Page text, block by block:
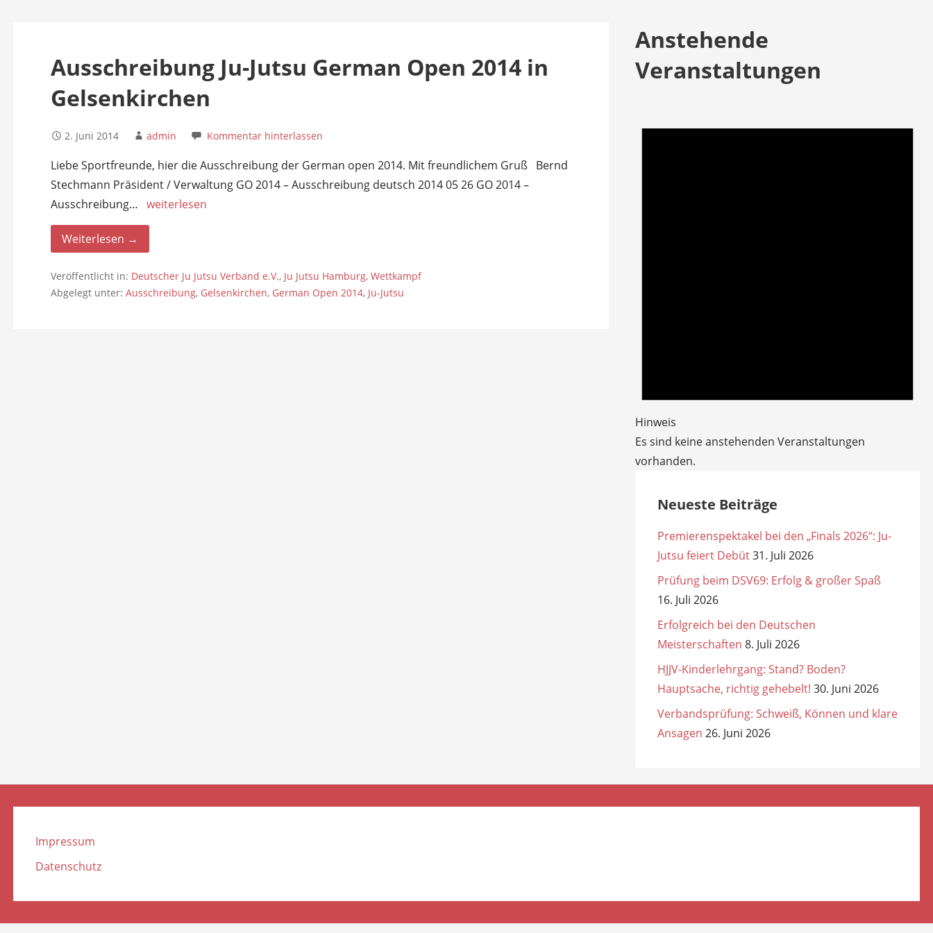
Ausschreibung Ju-Jutsu German Open 2014 in
Gelsenkirchen
2. Juni 2014 admin Kommentar hinterlassen
Liebe Sportfreunde, hier die Ausschreibung der German open 2014. Mit freundlichem Gruß Bernd
Stechmann Präsident / Verwaltung GO 2014 – Ausschreibung deutsch 2014 05 26 GO 2014 –
Ausschreibung… weiterlesen
Weiterlesen →
Veröffentlicht in: Deutscher Ju Jutsu Verband e.V., Ju Jutsu Hamburg, Wettkampf
Abgelegt unter: Ausschreibung, Gelsenkirchen, German Open 2014, Ju-Jutsu
Anstehende
Veranstaltungen
Hinweis
Es sind keine anstehenden Veranstaltungen
vorhanden.
Neueste Beiträge
Premierenspektakel bei den „Finals 2026“: Ju-
Jutsu feiert Debüt31. Juli 2026
Prüfung beim DSV69: Erfolg & großer Spaß
16. Juli 2026
Erfolgreich bei den Deutschen
Meisterschaften 8. Juli 2026
HJJV-Kinderlehrgang: Stand? Boden?
Hauptsache, richtig gehebelt! 30. Juni 2026
Verbandsprüfung: Schweiß, Können und klare
Ansagen 26. Juni 2026
Impressum
Datenschutz